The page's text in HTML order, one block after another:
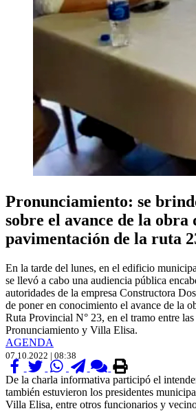
Pronunciamiento: se
sobre el avance de la obra
pavimentación de la ruta
En la tarde del lunes, en el edificio
se llevó a cabo una audiencia pública
autoridades de la empresa Constructora
de poner en conocimiento el avance de la
Ruta Provincial N° 23, en el tramo entre
Pronunciamiento y Villa Elisa.
AGENDA
07.10.2022 | 08:38
De la charla informativa participó el
también estuvieron los presidentes
Villa Elisa, entre otros funcionarios y